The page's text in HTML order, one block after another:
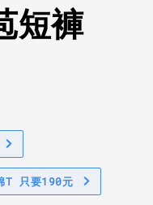
短褲
T 只要190元